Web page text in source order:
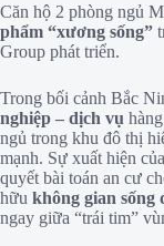
Căn hộ 2 phòng ngủ
phẩm “xương sống”
Group phát triển.
Trong bối cảnh Bắc
nghiệp – dịch vụ
ngủ trong khu đô thị
mạnh. Sự xuất hiện
quyết bài toán an cư
hữu không gian sống
ngay giữa “trái tim”